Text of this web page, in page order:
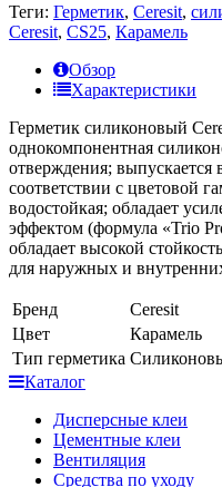
Теги: Герметик, Ceresit,
Ceresit, CS25, Карамель
Обзор
Характеристики
Герметик силиконовый
однокомпонентная
отверждения; выпускается
соответствии с цветовой
водостойкая; обладает
эффектом (формула «Trio
обладает высокой
для наружных и
Бренд
Ceresit
Цвет
Карамель
Тип герметика
Каталог
Дисперсные клеи
Цементные клеи
Вентиляция
Средства по уходу